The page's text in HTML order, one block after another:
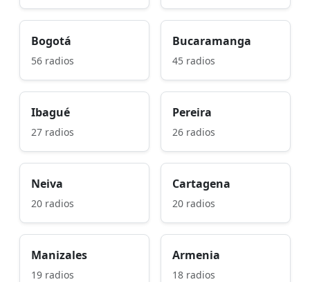
Bogotá
56 radios
Bucaramanga
45 radios
Ibagué
27 radios
Pereira
26 radios
Neiva
20 radios
Cartagena
20 radios
Manizales
19 radios
Armenia
18 radios